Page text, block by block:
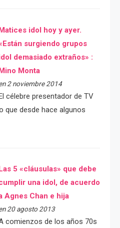
idol hoy y ayer.
surgiendo grupos
demasiado extraños» :
Monta
2 noviembre 2014
célebre presentador de TV
que desde hace algunos
Las 5 «cláusulas» que debe
una idol, de acuerdo
Agnes Chan e hija
20 agosto 2013
comienzos de los años 70s